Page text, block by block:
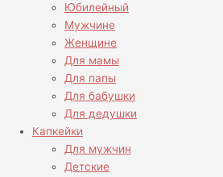
Юбилейный
Мужчине
Женщине
Для мамы
Для папы
Для бабушки
Для дедушки
Капкейки
Для мужчин
Детские